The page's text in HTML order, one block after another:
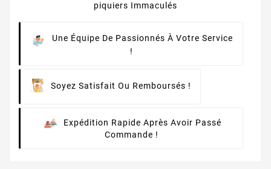
piquiers Immaculés
Une Équipe De Passionnés À Votre Service
!
Soyez Satisfait Ou Remboursés !
Expédition Rapide Après Avoir Passé
Commande !